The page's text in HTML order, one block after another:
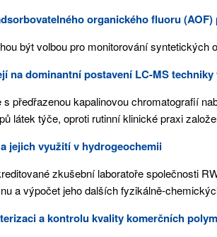
organického fluoru
být volbou pro monitorování
na dominantní postavení LC-MS
předřazenou kapalinovou chromatografií
látek týče, oproti rutinní klinické praxi
jejich využití v hydrogeochemii
zkušební laboratoře společnosti
a výpočet jeho dalších fyzikálně-
a kontrolu kvality komerčních